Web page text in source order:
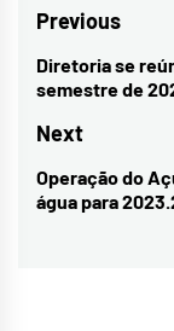
de
Previous
Previous
post:
Diretoria se
semestre de
Next
Next
post:
Operação do
água para